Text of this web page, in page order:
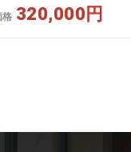
円
格 320,000円